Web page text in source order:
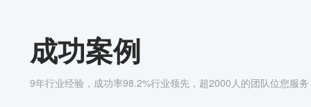
成功案例
9年行业经验，成功率98.2%行业领先，超2000人的团队位您服